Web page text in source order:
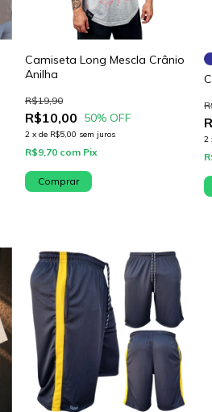
Camiseta Long Mescla Crânio
Anilha
R$10,00
R$19,90
50% OFF
2 x de R$5,00 sem juros
R$9,70 com Pix
Comprar
2